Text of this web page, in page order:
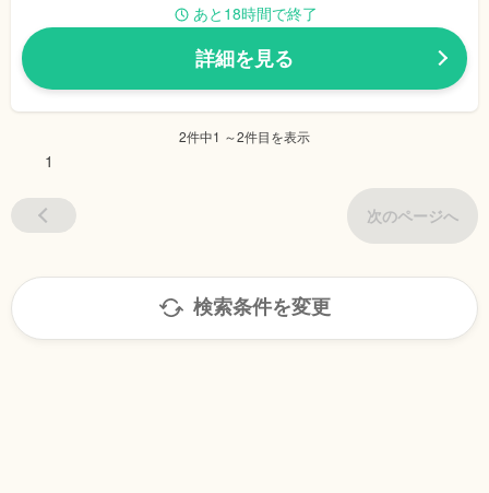
あと18時間で終了
詳細を見る
2件中1 ～2件目を表示
1
次のページへ
検索条件を変更